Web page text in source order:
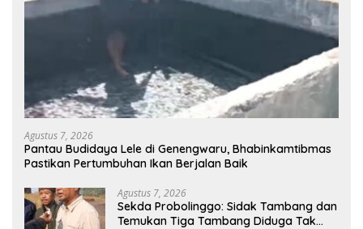
Agustus 7, 2026
Pantau Budidaya Lele di Genengwaru, Bhabinkamtibmas
Pastikan Pertumbuhan Ikan Berjalan Baik
Agustus 7, 2026
Sekda Probolinggo: Sidak Tambang dan
Temukan Tiga Tambang Diduga Tak